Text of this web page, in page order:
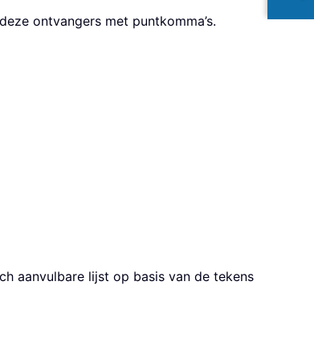
ontvangers met puntkomma’s.
aanvulbare lijst op basis van de tekens